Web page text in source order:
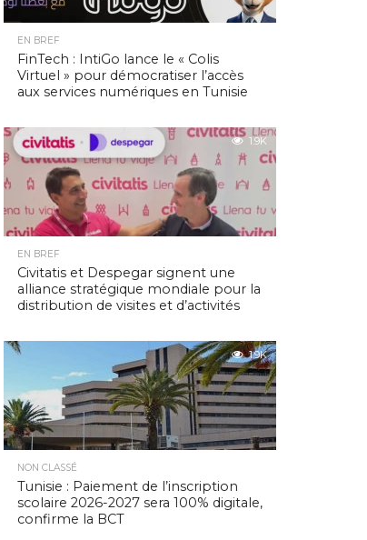
EN BREF
FinTech : IntiGo lance le « Colis
Virtuel » pour démocratiser l’accès
aux services numériques en Tunisie
1.9K
EN BREF
Civitatis et Despegar signent une
alliance stratégique mondiale pour la
distribution de visites et d’activités
1.9K
NON CLASSÉ
Tunisie : Paiement de l’inscription
scolaire 2026-2027 sera 100% digitale,
confirme la BCT